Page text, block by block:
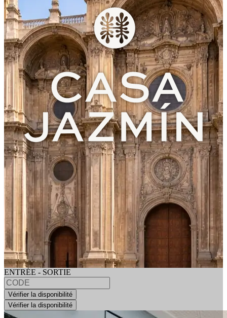
ENTRÉE - SORTIE
Vérifier la disponibilité
Vérifier la disponibilité